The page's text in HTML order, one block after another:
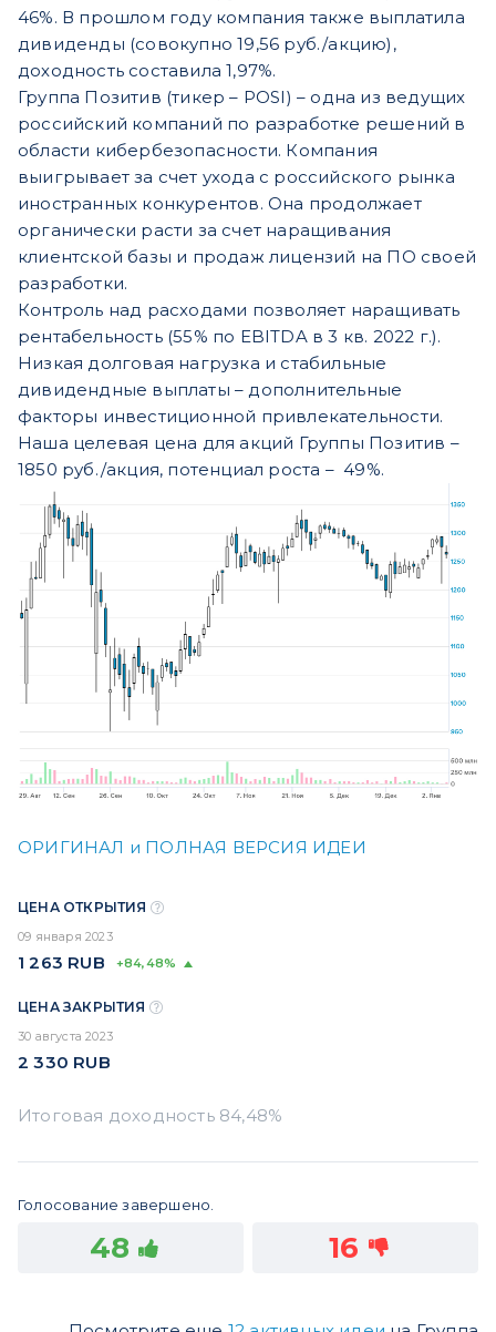
46%. В прошлом году компания также выплатила
дивиденды (совокупно 19,56 руб./акцию),
доходность составила 1,97%.
Группа Позитив (тикер – POSI) – одна из ведущих
российский компаний по разработке решений в
области кибербезопасности. Компания
выигрывает за счет ухода с российского рынка
иностранных конкурентов. Она продолжает
органически расти за счет наращивания
клиентской базы и продаж лицензий на ПО своей
разработки.
Контроль над расходами позволяет наращивать
рентабельность (55% по EBITDA в 3 кв. 2022 г.).
Низкая долговая нагрузка и стабильные
дивидендные выплаты – дополнительные
факторы инвестиционной привлекательности.
Наша целевая цена для акций Группы Позитив –
1850 руб./акция, потенциал роста – 49%.
ОРИГИНАЛ и ПОЛНАЯ ВЕРСИЯ ИДЕИ
ЦЕНА ОТКРЫТИЯ
09 января 2023
1 263 RUB +84,48%
ЦЕНА ЗАКРЫТИЯ
30 августа 2023
2 330 RUB
Голосование завершено.
48 16